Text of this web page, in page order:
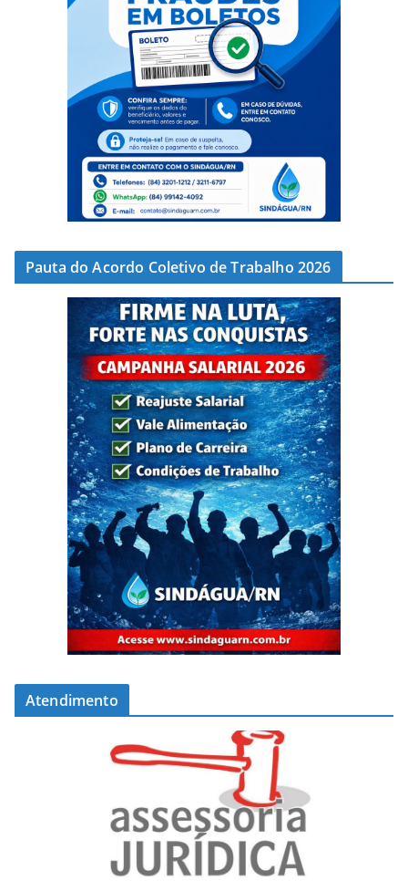
Pauta do Acordo Coletivo de Trabalho 2026
Atendimento